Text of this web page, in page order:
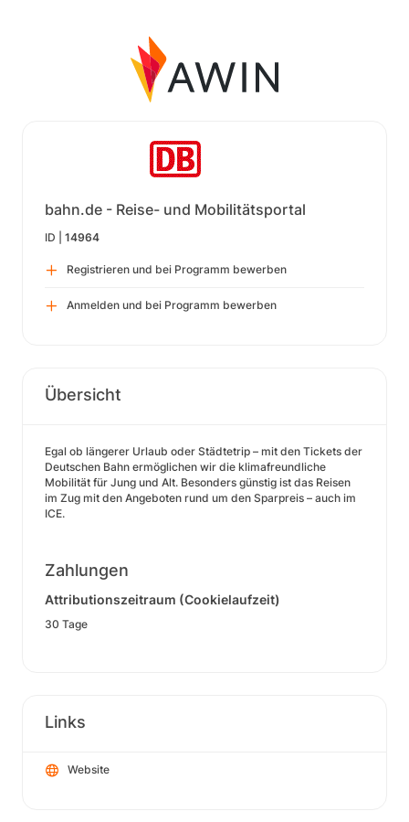
bahn.de - Reise- und Mobilitätsportal
ID | 14964
Registrieren und bei Programm bewerben
Anmelden und bei Programm bewerben
Übersicht
Egal ob längerer Urlaub oder Städtetrip – mit den Tickets der
Deutschen Bahn ermöglichen wir die klimafreundliche
Mobilität für Jung und Alt. Besonders günstig ist das Reisen
im Zug mit den Angeboten rund um den Sparpreis – auch im
ICE.
Zahlungen
Attributionszeitraum (Cookielaufzeit)
30 Tage
Links
Website